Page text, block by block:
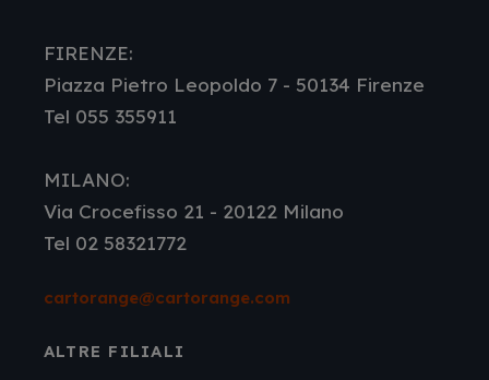
FIRENZE:
Piazza Pietro Leopoldo 7 - 50134 Firenze
Tel 055 355911
MILANO:
Via Crocefisso 21 - 20122 Milano
Tel 02 58321772
cartorange@cartorange.com
ALTRE FILIALI